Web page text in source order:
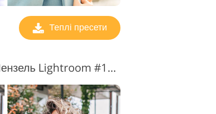
Теплі пресети
Відбілювання зубів Пензель Lightroom #12 "Classic"